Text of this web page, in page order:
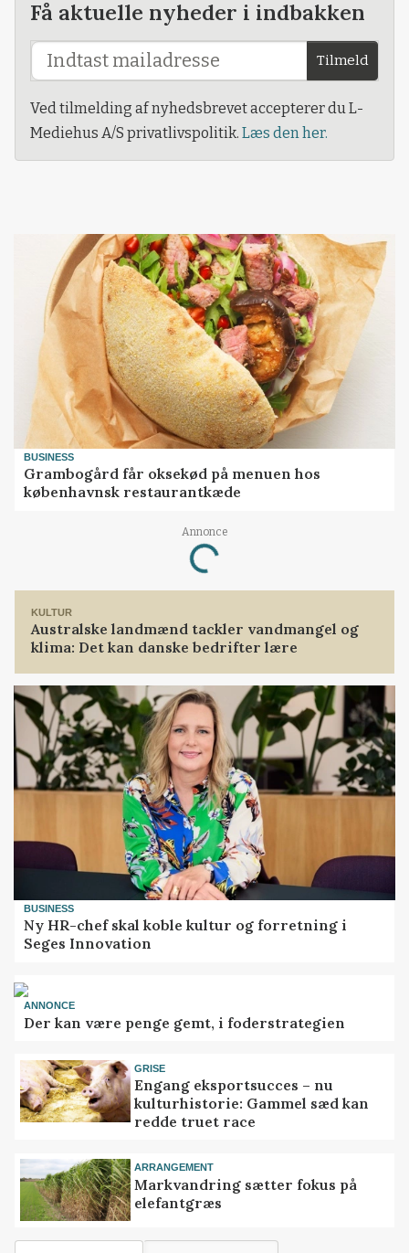
Få aktuelle nyheder i indbakken
Tilmeld
Ved tilmelding af nyhedsbrevet accepterer du L-
Mediehus A/S privatlivspolitik. Læs den her.
BUSINESS
Grambogård får oksekød på menuen hos
københavnsk restaurantkæde
Annonce
Loading...
KULTUR
Australske landmænd tackler vandmangel og
klima: Det kan danske bedrifter lære
BUSINESS
Ny HR-chef skal koble kultur og forretning i
Seges Innovation
ANNONCE
Der kan være penge gemt, i foderstrategien
GRISE
Engang eksportsucces – nu
kulturhistorie: Gammel sæd kan
redde truet race
ARRANGEMENT
Markvandring sætter fokus på
elefantgræs